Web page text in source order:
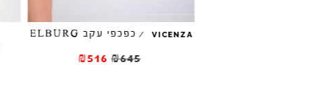
VICENZA
/ כפכפי עקב ELBURG
₪645
₪516